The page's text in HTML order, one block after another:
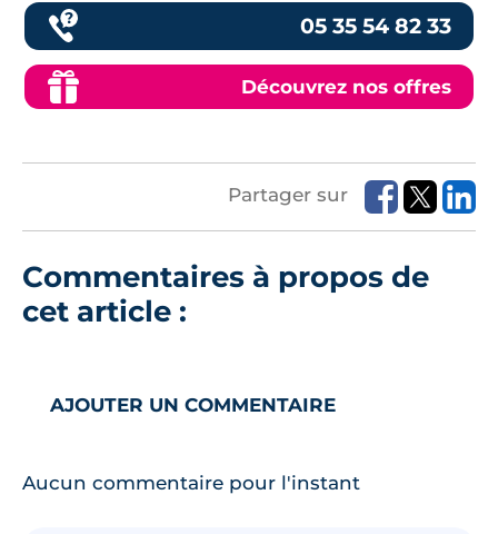
05 35 54 82 33
Découvrez nos offres
Partager sur
Commentaires à propos de
cet article :
AJOUTER UN COMMENTAIRE
Aucun commentaire pour l'instant